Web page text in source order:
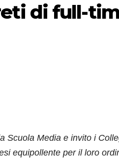
di full-
Scuola Media e invito i
equipollente per il loro